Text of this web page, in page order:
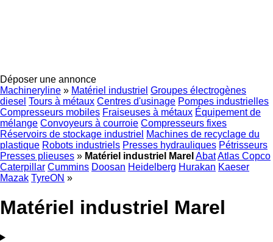
Déposer une annonce
Machineryline » Matériel industriel Groupes électrogènes
diesel Tours à métaux Centres d'usinage Pompes industrielles
Compresseurs mobiles Fraiseuses à métaux Équipement de
mélange Convoyeurs à courroie Compresseurs fixes
Réservoirs de stockage industriel Machines de recyclage du
plastique Robots industriels Presses hydrauliques Pétrisseurs
Presses plieuses » Matériel industriel Marel AbatAtlas Copco
Caterpillar Cummins Doosan Heidelberg Hurakan Kaeser
Mazak TyreON »
Matériel industriel Marel